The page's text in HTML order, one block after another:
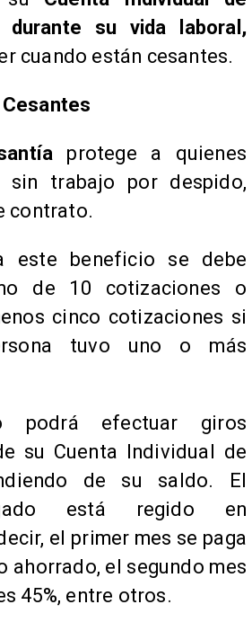
durante su vida laboral,
cuando están cesantes.
protege a quienes
sin trabajo por despido,
contrato.
este beneficio se debe
de 10 cotizaciones o
cinco cotizaciones si
tuvo uno o más
podrá efectuar giros
su Cuenta Individual de
de su saldo. El
está regido en
el primer mes se paga
ahorrado, el segundo mes
45%, entre otros.